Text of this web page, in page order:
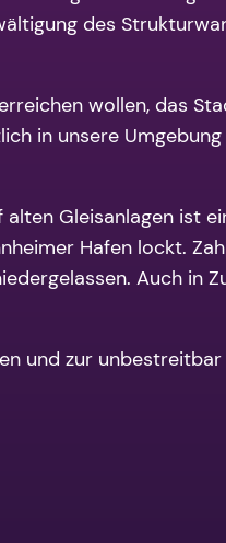
des
wollen, das
in unsere Umgebung
Gleisanlagen ist
Hafen lockt.
Auch in
und zur